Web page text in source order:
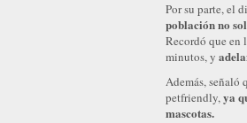
Por su parte, el
población no
Recordó que en
minutos, y
Además, señaló
petfriendly,ya
mascotas.